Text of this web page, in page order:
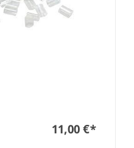
11,00 €*